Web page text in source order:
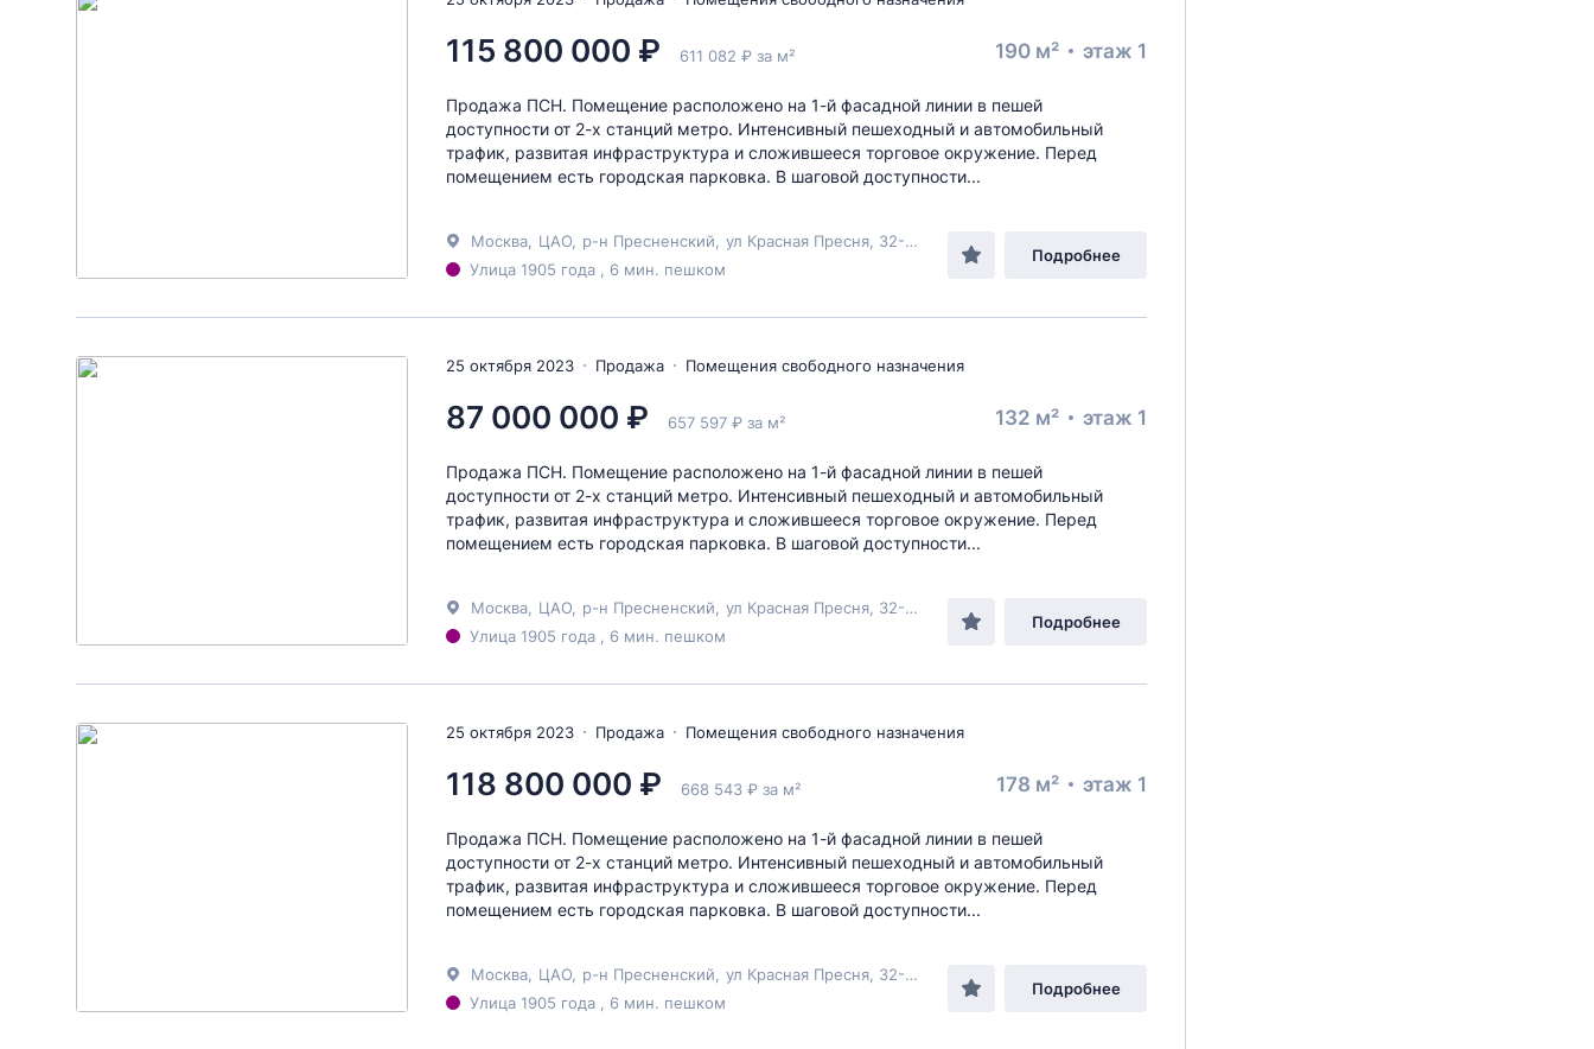
115 800 000 ₽ 611 082 ₽ за м² 190 м² этаж 1
Продажа ПСН. Помещение расположено на 1-й фасадной линии в пешей
доступности от 2-х станций метро. Интенсивный пешеходный и автомобильный
трафик, развитая инфраструктура и сложившееся торговое окружение. Перед
помещением есть городская парковка. В шаговой доступности...
Москва ЦАО р-н Пресненский ул Красная Пресня , 32-34
Улица 1905 года , 6 мин. пешком
Подробнее
25 октября 2023 Продажа Помещения свободного назначения
87 000 000 ₽ 657 597 ₽ за м² 132 м² этаж 1
Продажа ПСН. Помещение расположено на 1-й фасадной линии в пешей
доступности от 2-х станций метро. Интенсивный пешеходный и автомобильный
трафик, развитая инфраструктура и сложившееся торговое окружение. Перед
помещением есть городская парковка. В шаговой доступности...
Москва ЦАО р-н Пресненский ул Красная Пресня , 32-34
Улица 1905 года , 6 мин. пешком
Подробнее
25 октября 2023 Продажа Помещения свободного назначения
118 800 000 ₽ 668 543 ₽ за м² 178 м² этаж 1
Продажа ПСН. Помещение расположено на 1-й фасадной линии в пешей
доступности от 2-х станций метро. Интенсивный пешеходный и автомобильный
трафик, развитая инфраструктура и сложившееся торговое окружение. Перед
помещением есть городская парковка. В шаговой доступности...
Москва ЦАО р-н Пресненский ул Красная Пресня , 32-34
Улица 1905 года , 6 мин. пешком
Подробнее